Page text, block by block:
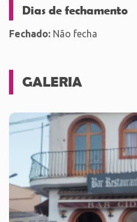
Dias de fechamento
Fechado: Não fecha
GALERIA